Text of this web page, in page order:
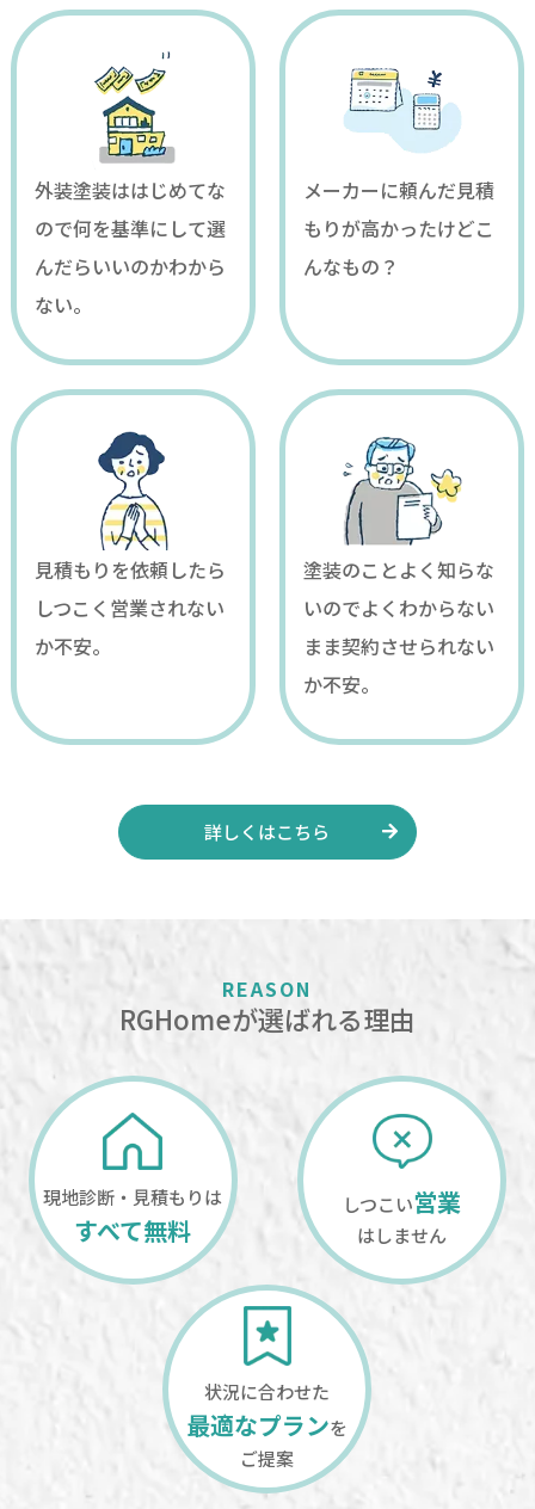
外装塗装ははじめてな
ので何を基準にして選
んだらいいのかわから
ない。
メーカーに頼んだ見積
もりが高かったけどこ
んなもの？
見積もりを依頼したら
しつこく営業されない
か不安。
塗装のことよく知らな
いのでよくわからない
まま契約させられない
か不安。
詳しくはこちら
REASON
RGHomeが選ばれる理由
現地診断・見積もりは
すべて無料
しつこい営業
はしません
状況に合わせた
最適なプランを
ご提案